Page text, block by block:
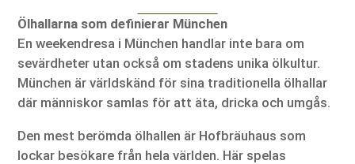
Ölhallarna som definierar München
En weekendresa i München handlar inte bara om
sevärdheter utan också om stadens unika ölkultur.
München är världskänd för sina traditionella ölhallar
där människor samlas för att äta, dricka och umgås.
Den mest berömda ölhallen är Hofbräuhaus som
lockar besökare från hela världen. Här spelas